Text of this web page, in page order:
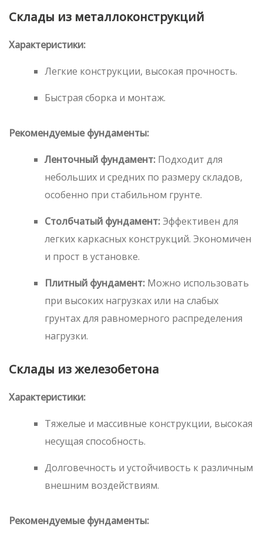
Склады из металлоконструкций
Характеристики:
Легкие конструкции, высокая прочность.
Быстрая сборка и монтаж.
Рекомендуемые фундаменты:
Ленточный фундамент: Подходит для
небольших и средних по размеру складов,
особенно при стабильном грунте.
Столбчатый фундамент: Эффективен для
легких каркасных конструкций. Экономичен
и прост в установке.
Плитный фундамент: Можно использовать
при высоких нагрузках или на слабых
грунтах для равномерного распределения
нагрузки.
Склады из железобетона
Характеристики:
Тяжелые и массивные конструкции, высокая
несущая способность.
Долговечность и устойчивость к различным
внешним воздействиям.
Рекомендуемые фундаменты: